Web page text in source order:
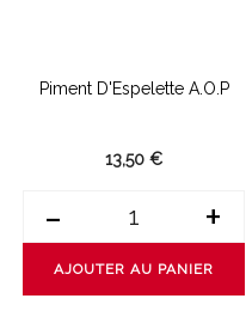
Piment D'Espelette A.O.P
13,50 €
- +
AJOUTER AU PANIER